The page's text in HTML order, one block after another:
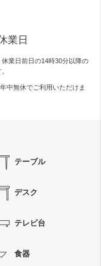
業日
業日前日の14時30分以降の
中無休でご利用いただけま
テーブル
デスク
テレビ台
食器